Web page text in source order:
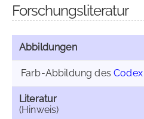
Forschungsliteratur
Abbildungen
Farb-Abbildung desCodex
Literatur
(Hinweis)